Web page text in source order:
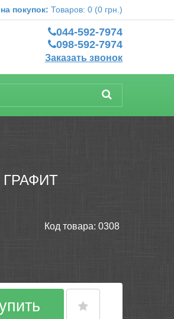
покупок: Товаров: 0 (0 грн.)
044-592-7974
098-592-7974
Заказать звонок
Код товара: 0308